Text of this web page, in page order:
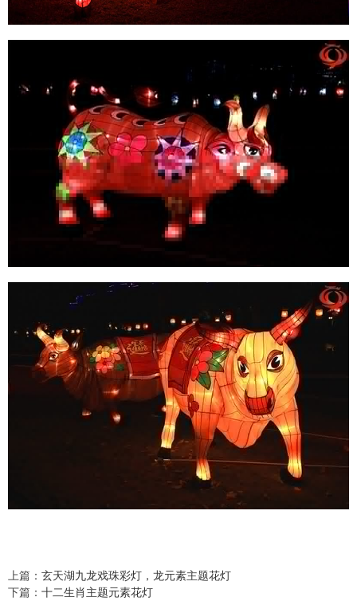
上篇： 玄天湖九龙戏珠彩灯，龙元素主题花灯
下篇： 十二生肖主题元素花灯